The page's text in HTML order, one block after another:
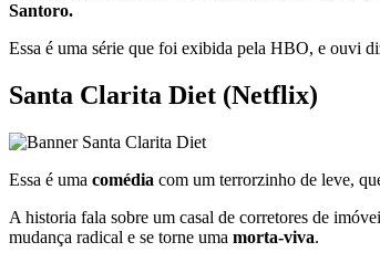
Santoro.
Essa é uma série que foi exibida pela HBO, e ouvi
Santa Clarita Diet (Netflix)
Essa é uma comédia com um terrorzinho de leve,
A historia fala sobre um casal de corretores de
mudança radical e se torne uma morta-viva.